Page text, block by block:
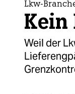
Lkw-
Kein
Weil der